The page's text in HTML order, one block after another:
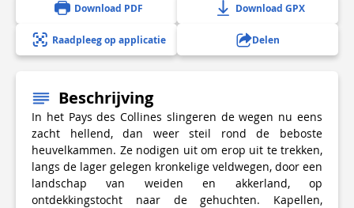
Download PDF Download GPX
Raadpleeg op applicatie Delen
Beschrijving
In het Pays des Collines slingeren de wegen nu eens
zacht hellend, dan weer steil rond de beboste
heuvelkammen. Ze nodigen uit om erop uit te trekken,
langs de lager gelegen kronkelige veldwegen, door een
landschap van weiden en akkerland, op
ontdekkingstocht naar de gehuchten. Kapellen,